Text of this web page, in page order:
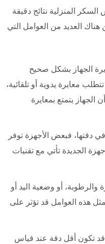
المنزلية نتائج دقيقة
العديد من العوامل التي
الجهاز بشكل صحيح
معايرة يدوية أو تلقائية،
يتمتع بمعايرة
دقتها، فبعض الأجهزة توفر
الجديدة تأتي مع تقنيات
والرطوبة، أو وضعية اليد أو
هذه العوامل قد تؤثر على
قد تكون أقل دقة عند قياس